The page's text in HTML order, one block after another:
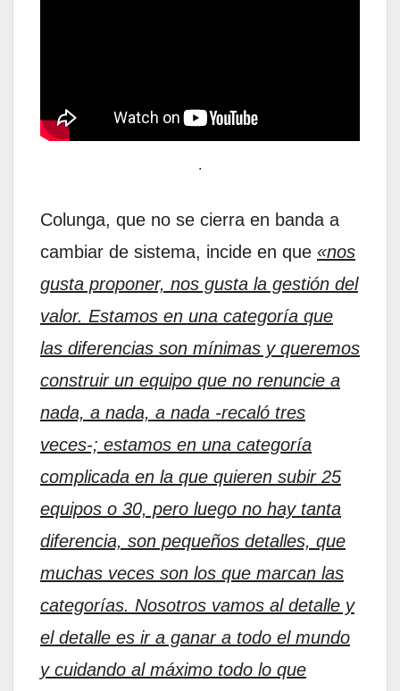
.
Colunga, que no se cierra en banda a
cambiar de sistema, incide en que «nos
gusta proponer, nos gusta la gestión del
valor. Estamos en una categoría que
las diferencias son mínimas y queremos
construir un equipo que no renuncie a
nada, a nada, a nada -recaló tres
veces-; estamos en una categoría
complicada en la que quieren subir 25
equipos o 30, pero luego no hay tanta
diferencia, son pequeños detalles, que
muchas veces son los que marcan las
categorías. Nosotros vamos al detalle y
el detalle es ir a ganar a todo el mundo
y cuidando al máximo todo lo que